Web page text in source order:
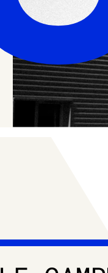
BTP,
DESIGN
ET